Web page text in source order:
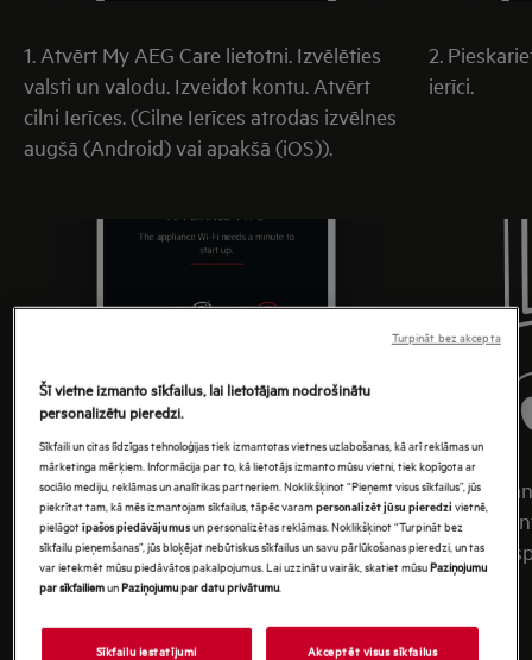
1. Atvērt My AEG Care lietotni. Izvēlēties
valsti un valodu. Izveidot kontu. Atvērt
cilni Ierīces. (Cilne Ierīces atrodas izvēlnes
augšā (Android) vai apakšā (iOS)).
2.
ierīci.
5. Ieslēdziet ierīcē Wi-Fi. Lai ierīcē
aktivizētu Wi-Fi, veiciet tālāk norādītās
darbības. Pārbaudiet sadaļu Wi-Fi
Connectivity Setup (Wi-Fi savienojuma
vispārēja
tikai uz
Šī vietne izmanto sīkfailus, lai lietotājam nodrošinātu
personalizētu pieredzi.
Sīkfaili un citas līdzīgas tehnoloģijas tiek izmantotas vietnes uzlabošanas, kā arī reklāmas un
mārketinga mērķiem. Informācija par to, kā lietotājs izmanto mūsu vietni, tiek kopīgota ar
sociālo mediju, reklāmas un analītikas partneriem. Noklikšķinot “Pieņemt visus sīkfailus”, jūs
piekrītat tam, kā mēs izmantojam sīkfailus, tāpēc varampersonalizēt jūsu pieredzivietnē,
pielāgotīpašos piedāvājumusun personalizētas reklāmas. Noklikšķinot “Turpināt bez
sīkfailu pieņemšanas”, jūs bloķējat nebūtiskus sīkfailus un savu pārlūkošanas pieredzi, un tas
var ietekmēt mūsu piedāvātos pakalpojumus. Lai uzzinātu vairāk, skatiet mūsuPaziņojumu
par sīkfailiemunPaziņojumu par datu privātumu.
Sīkfailu iestatījumi Akceptēt visus sīkfailus
Turpināt bez akcepta